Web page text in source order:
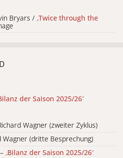
Bryars / „Twice through the
der Saison 2025/26“
Wagner (zweiter Zyklus)
Wagner (dritte Besprechung)
„Bilanz der Saison 2025/26“